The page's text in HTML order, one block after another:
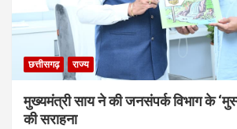
छत्तीसगढ़ राज्य
मुख्यमंत्री साय ने की जनसंपर्क विभाग के
की सराहना